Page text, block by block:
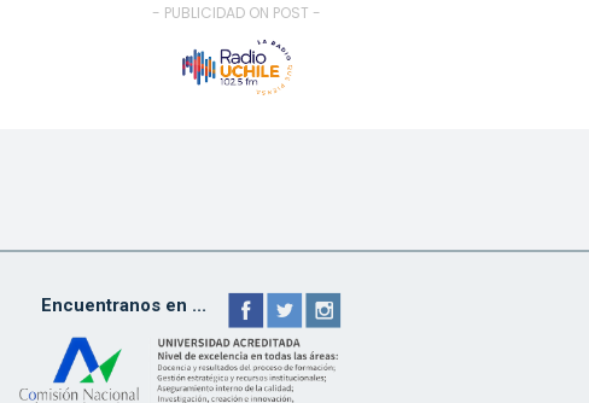
- PUBLICIDAD ON POST -
Encuentranos en ...